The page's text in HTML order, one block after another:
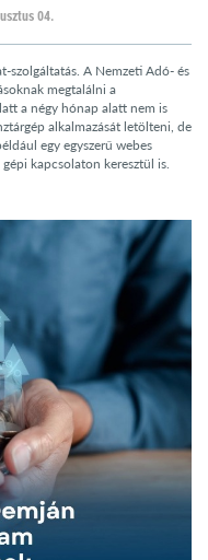
04.
szolgáltatás. A Nemzeti Adó- és
megtalálni a
a négy hónap alatt nem is
alkalmazását letölteni, de
egy egyszerű webes
kapcsolaton keresztül is.